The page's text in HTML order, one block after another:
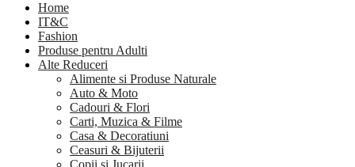
Home
IT&C
Fashion
Produse pentru Adulti
Alte Reduceri
Alimente si Produse Naturale
Auto & Moto
Cadouri & Flori
Carti, Muzica & Filme
Casa & Decoratiuni
Ceasuri & Bijuterii
Copii si Jucarii